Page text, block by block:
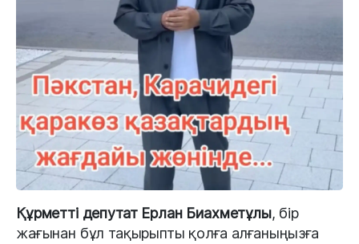
Құрметті депутат Ерлан Биахметұлы, бір
жағынан бұл тақырыпты қолға алғаныңызға